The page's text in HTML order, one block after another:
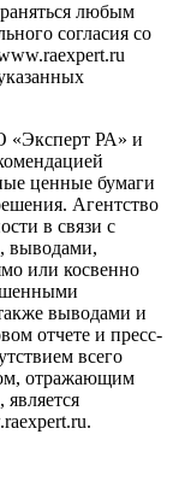
любым
согласия со
«Эксперт РА» и
ценные бумаги
Агентство
в связи с
выводами,
или косвенно
выводами и
отчете и пресс-
всего
отражающим